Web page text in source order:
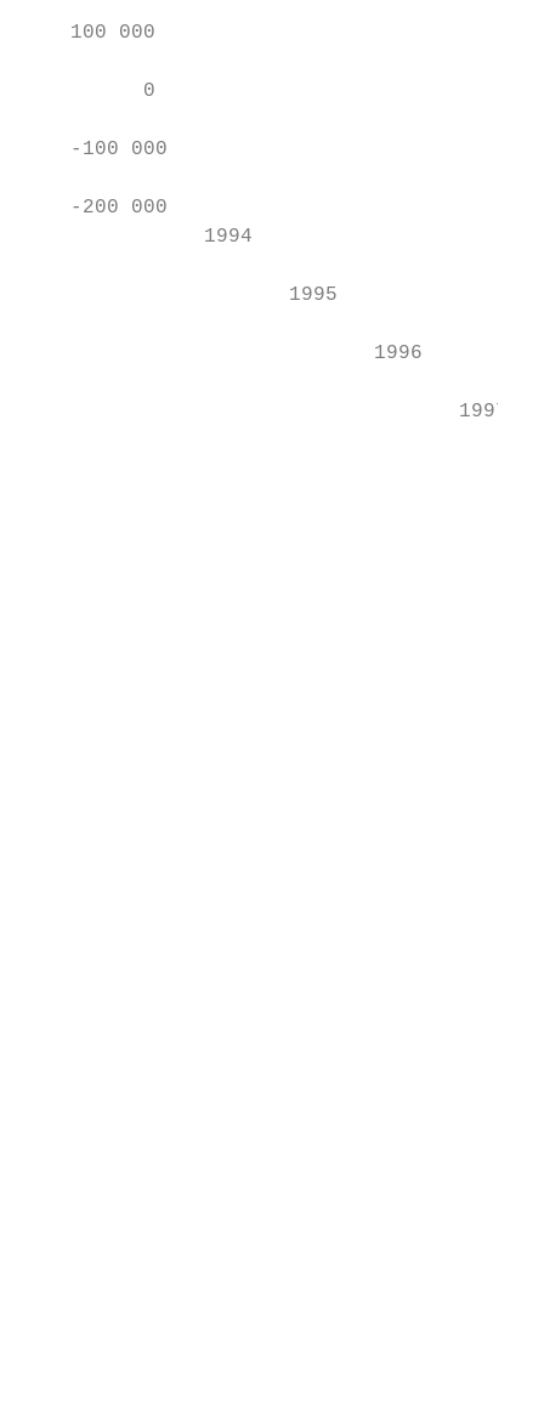
    100 000
          0
    -100 000
    -200 000
               1994
                      1995
                             1996
                                    1997